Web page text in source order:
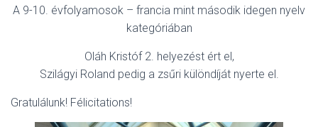
A 9-10. évfolyamosok – francia mint második idegen nyelv
kategóriában
Oláh Kristóf 2. helyezést ért el,
Szilágyi Roland pedig a zsűri különdíját nyerte el.
Gratulálunk! Félicitations!